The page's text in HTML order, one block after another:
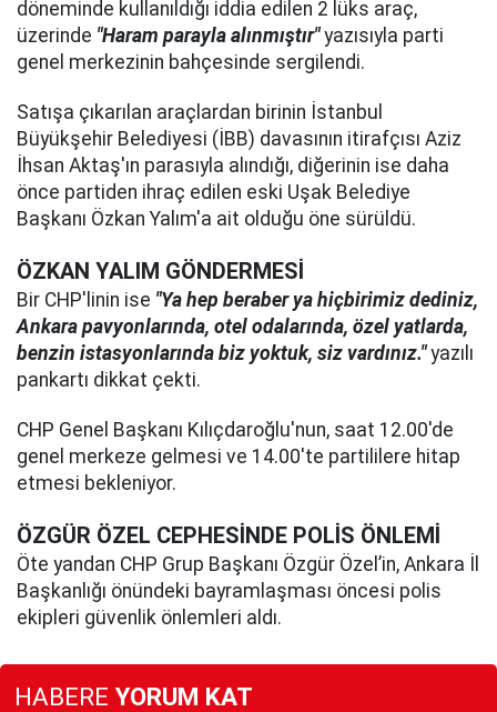
döneminde kullanıldığı iddia edilen 2 lüks araç,
üzerinde "Haram parayla alınmıştır"yazısıyla parti
genel merkezinin bahçesinde sergilendi.
Satışa çıkarılan araçlardan birinin İstanbul
Büyükşehir Belediyesi (İBB) davasının itirafçısı Aziz
İhsan Aktaş'ın parasıyla alındığı, diğerinin ise daha
önce partiden ihraç edilen eski Uşak Belediye
Başkanı Özkan Yalım'a ait olduğu öne sürüldü.
ÖZKAN YALIM GÖNDERMESİ
Bir CHP'linin ise "Ya hep beraber ya hiçbirimiz dediniz,
Ankara pavyonlarında, otel odalarında, özel yatlarda,
benzin istasyonlarında biz yoktuk, siz vardınız."yazılı
pankartı dikkat çekti.
CHP Genel Başkanı Kılıçdaroğlu'nun, saat 12.00'de
genel merkeze gelmesi ve 14.00'te partililere hitap
etmesi bekleniyor.
ÖZGÜR ÖZEL CEPHESİNDE POLİS ÖNLEMİ
Öte yandan CHP Grup Başkanı Özgür Özel’in, Ankara İl
Başkanlığı önündeki bayramlaşması öncesi polis
ekipleri güvenlik önlemleri aldı.
HABERE YORUM KAT